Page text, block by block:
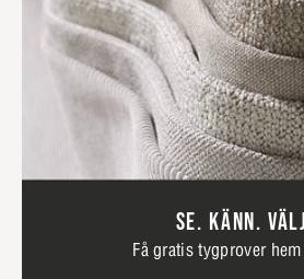
SE. KÄNN.
Få gratis tygprover